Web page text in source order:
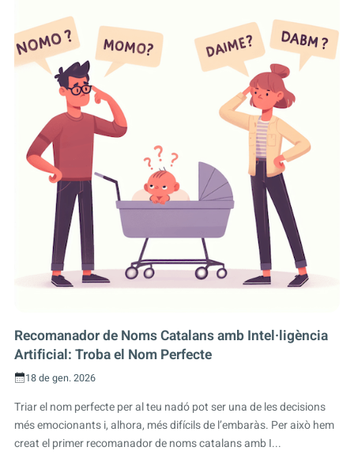
Recomanador de Noms Catalans amb Intel·ligència
Artificial: Troba el Nom Perfecte
18 de gen. 2026
Triar el nom perfecte per al teu nadó pot ser una de les decisions
més emocionants i, alhora, més difícils de l’embaràs. Per això hem
creat el primer recomanador de noms catalans amb I...